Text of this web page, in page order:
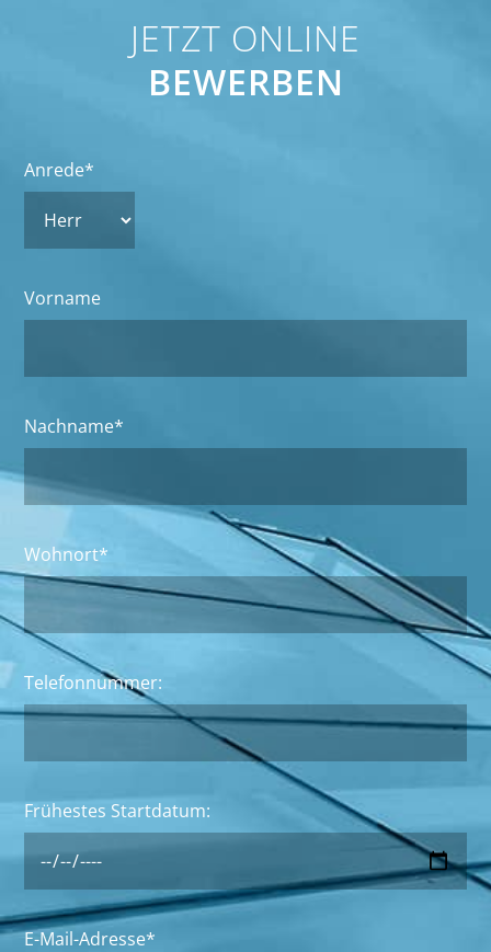
JETZT ONLINE
BEWERBEN
Anrede*
Vorname
Nachname*
Wohnort*
Telefonnummer:
Frühestes Startdatum:
E-Mail-Adresse*